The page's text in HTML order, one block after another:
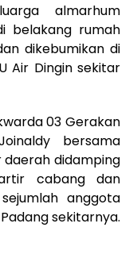
almarhum
belakang rumah
dikebumikan di
Air Dingin sekitar
03 Gerakan
bersama
didamping
cabang dan
anggota
sekitarnya.